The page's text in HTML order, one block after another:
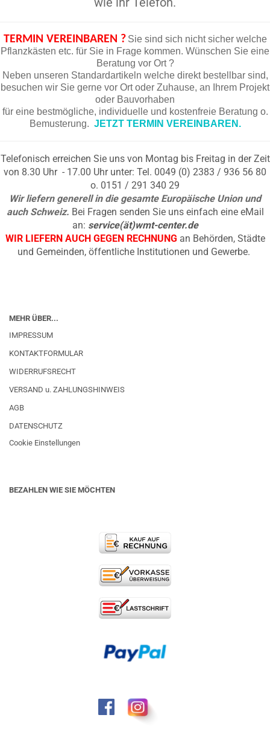
TERMIN VEREINBAREN ? Sie sind sich nicht sicher welche
Pflanzkästen etc. für Sie in Frage kommen. Wünschen Sie eine
Beratung vor Ort ?
Neben unseren Standardartikeln welche direkt bestellbar sind,
besuchen wir Sie gerne vor Ort oder Zuhause, an Ihrem Projekt
oder Bauvorhaben
für eine bestmögliche, individuelle und kostenfreie Beratung o.
Bemusterung. JETZT TERMIN VEREINBAREN.
Telefonisch erreichen Sie uns von Montag bis Freitag in der Zeit
von 8.30 Uhr - 17.00 Uhr unter: Tel. 0049 (0) 2383 / 936 56 80
o. 0151 / 291 340 29
Wir liefern generell in die gesamte Europäische Union und
auch Schweiz. Bei Fragen senden Sie uns einfach eine eMail
an: service(ät)wmt-center.de
WIR LIEFERN AUCH GEGEN RECHNUNG an Behörden, Städte
und Gemeinden, öffentliche Institutionen und Gewerbe.
MEHR ÜBER...
IMPRESSUM
KONTAKTFORMULAR
WIDERRUFSRECHT
VERSAND u. ZAHLUNGSHINWEIS
AGB
DATENSCHUTZ
Cookie Einstellungen
BEZAHLEN WIE SIE MÖCHTEN